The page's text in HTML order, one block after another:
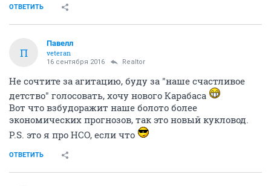
ОТВЕТИТЬ
П
Павелл
veteran
16 сентября 2016 Realtor
Не сочтите за агитацию, буду за "наше счастливое
детство" голосовать, хочу нового Карабаса
Вот что взбудоражит наше болото более
экономических прогнозов, так это новый кукловод.
P.S. это я про НСО, если что
ОТВЕТИТЬ